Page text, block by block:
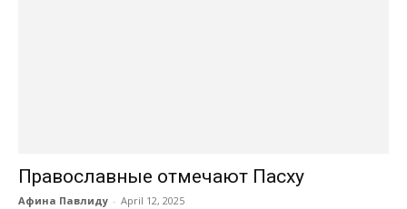
Православные отмечают Пасху
Афина Павлиду - April 12, 2025